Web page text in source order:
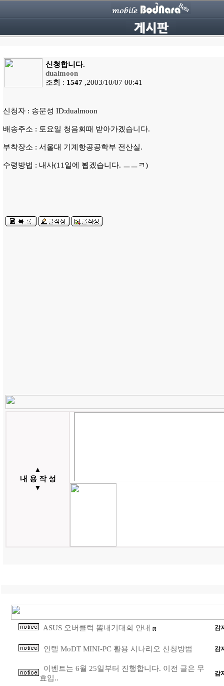
신청합니다.
dualmoon
조회 : 1547 ,2003/10/07 00:41
신청자 : 송문성 ID:dualmoon
배송주소 : 토요일 청음회때 받아가겠습니다.
부착장소 : 서울대 기계항공공학부 전산실.
수령방법 : 내사(11일에 뵙겠습니다. ㅡㅡㅋ)
▲
내 용 작 성
▼
ASUS 오버클럭 뽐내기대회 안내 [2] 감
인텔 MoDT MINI-PC 활용 시나리오 신청방법 감
이벤트는 6월 25일부터 진행합니다. 이전 글은 무
효입..
감